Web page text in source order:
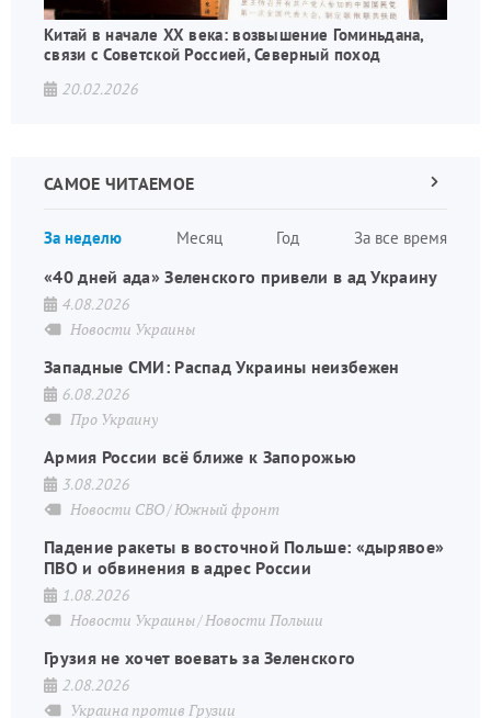
Китай в начале XX века: возвышение Гоминьдана,
связи с Советской Россией, Северный поход
20.02.2026
САМОЕ ЧИТАЕМОЕ
За неделю Месяц Год За все время
Следующая
«40 дней ада» Зеленского привели в ад Украину
4.08.2026
Новости Украины
Западные СМИ: Распад Украины неизбежен
6.08.2026
Про Украину
Армия России всё ближе к Запорожью
3.08.2026
Новости СВО Южный фронт
Падение ракеты в восточной Польше: «дырявое»
ПВО и обвинения в адрес России
1.08.2026
Новости Украины Новости Польши
Грузия не хочет воевать за Зеленского
2.08.2026
Украина против Грузии